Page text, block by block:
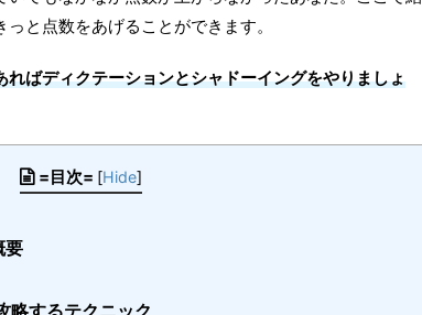
と点数をあげることができます。
ればディクテーションとシャドーイングをやりましょ
=目次= [Hide]
要
略するテクニック